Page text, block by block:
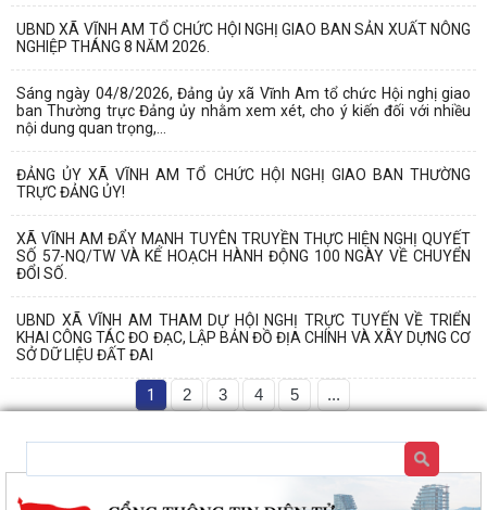
UBND XÃ VĨNH AM TỔ CHỨC HỘI NGHỊ GIAO BAN SẢN XUẤT NÔNG
NGHIỆP THÁNG 8 NĂM 2026.
Sáng ngày 04/8/2026, Đảng ủy xã Vĩnh Am tổ chức Hội nghị giao
ban Thường trực Đảng ủy nhằm xem xét, cho ý kiến đối với nhiều
nội dung quan trọng,...
ĐẢNG ỦY XÃ VĨNH AM TỔ CHỨC HỘI NGHỊ GIAO BAN THƯỜNG
TRỰC ĐẢNG ỦY!
XÃ VĨNH AM ĐẨY MẠNH TUYÊN TRUYỀN THỰC HIỆN NGHỊ QUYẾT
SỐ 57-NQ/TW VÀ KẾ HOẠCH HÀNH ĐỘNG 100 NGÀY VỀ CHUYỂN
ĐỔI SỐ.
UBND XÃ VĨNH AM THAM DỰ HỘI NGHỊ TRỰC TUYẾN VỀ TRIỂN
KHAI CÔNG TÁC ĐO ĐẠC, LẬP BẢN ĐỒ ĐỊA CHÍNH VÀ XÂY DỰNG CƠ
SỞ DỮ LIỆU ĐẤT ĐAI
1 2 3 4 5 ...